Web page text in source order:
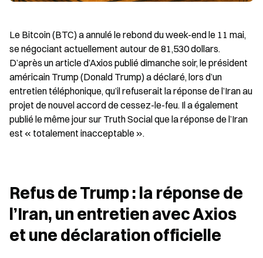
Le Bitcoin (BTC) a annulé le rebond du week-end le 11 mai,
se négociant actuellement autour de 81,530 dollars.
D’après un article d’Axios publié dimanche soir, le président
américain Trump (Donald Trump) a déclaré, lors d’un
entretien téléphonique, qu’il refuserait la réponse de l’Iran au
projet de nouvel accord de cessez-le-feu. Il a également
publié le même jour sur Truth Social que la réponse de l’Iran
est « totalement inacceptable ».
Refus de Trump : la réponse de
l’Iran, un entretien avec Axios
et une déclaration officielle